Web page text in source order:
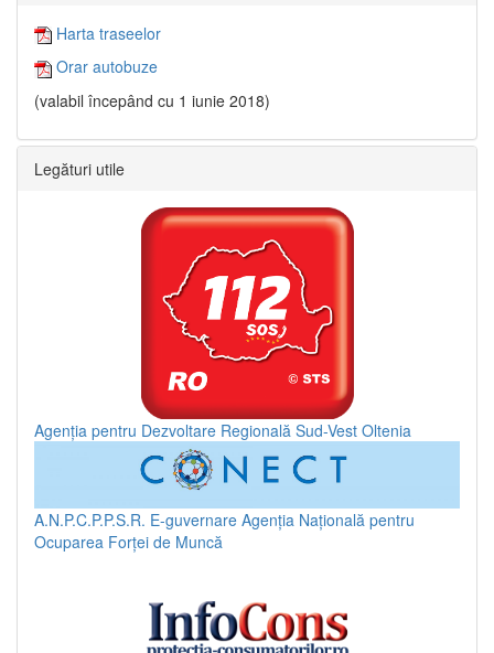
Harta traseelor
Orar autobuze
(valabil începând cu 1 iunie 2018)
Legături utile
Agenția pentru Dezvoltare Regională Sud-Vest Oltenia
A.N.P.C.P.P.S.R. E-guvernare Agenția Națională pentru
Ocuparea Forței de Muncă